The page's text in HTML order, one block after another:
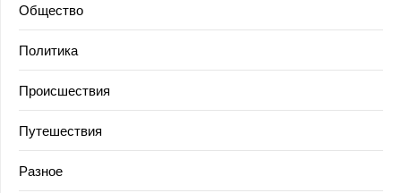
Общество
Политика
Происшествия
Путешествия
Разное